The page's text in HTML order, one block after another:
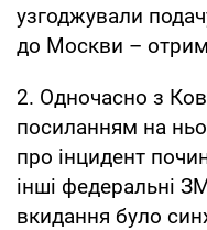
узгоджували
до Москви –
2. Одночасно з
посиланням на
про інцидент
інші федеральні
вкидання було